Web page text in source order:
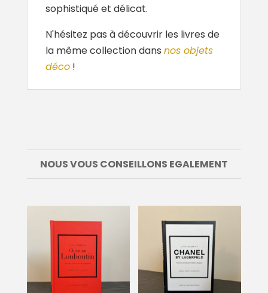
sophistiqué et délicat.
N'hésitez pas à découvrir les livres de
la même collection dans nos objets
déco !
NOUS VOUS CONSEILLONS EGALEMENT